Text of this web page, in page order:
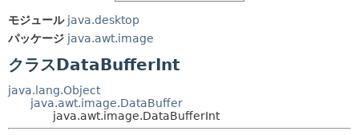
モジュール java.desktop
パッケージ java.awt.image
クラスDataBufferInt
java.lang.Object
java.awt.image.DataBuffer
java.awt.image.DataBufferInt